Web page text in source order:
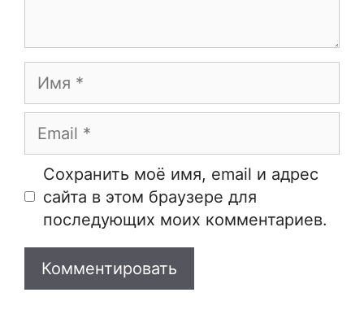
Имя
Email
Сайт
Сохранить моё имя, email и адрес
сайта в этом браузере для
последующих моих комментариев.